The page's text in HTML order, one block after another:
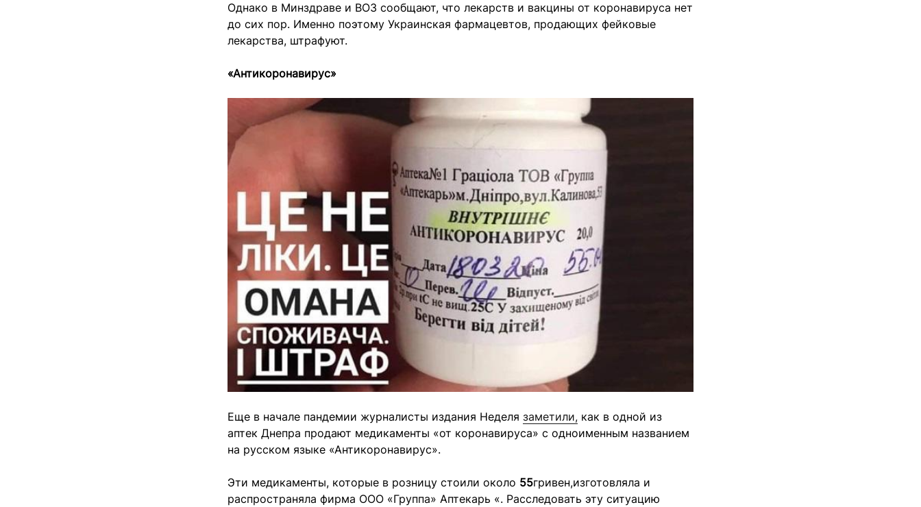
Однако в Минздраве и ВОЗ сообщают, что лекарств и вакцины от коронавируса нет
до сих пор. Именно поэтому Украинская фармацевтов, продающих фейковые
лекарства, штрафуют.
«Антикоронавирус»
Еще в начале пандемии журналисты издания Неделя заметили, как в одной из
аптек Днепра продают медикаменты «от коронавируса» с одноименным названием
на русском языке «Антикоронавирус».
Эти медикаменты, которые в розницу стоили около 55гривен,изготовляла и
распространяла фирма ООО «Группа» Аптекарь «. Расследовать эту ситуацию